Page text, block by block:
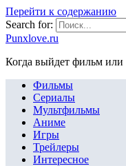
Перейти к содержанию
Search for:
Punxlove.ru
Когда выйдет фильм или
Фильмы
Сериалы
Мультфильмы
Аниме
Игры
Трейлеры
Интересное